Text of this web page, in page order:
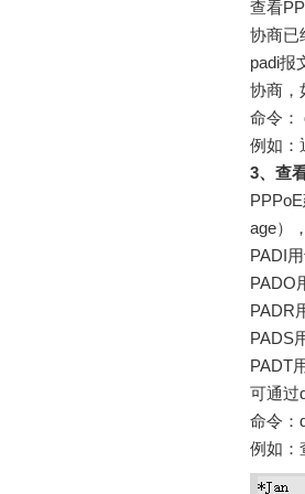
查看
协商已
padi报
协商，
命令：
例如：
3、查
age）
PADI
PADO
PADR
PADS
PADT
可通过
命令：
例如：